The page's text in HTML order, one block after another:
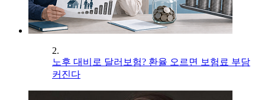
2.
노후 대비로 달러보험? 환율 오르면 보험료 부담
커진다